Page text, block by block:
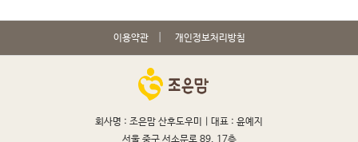
이용약관 개인정보처리방침
회사명 : 조은맘 산후도우미 | 대표 : 윤예지
서울 중구 서소문로 89, 17층